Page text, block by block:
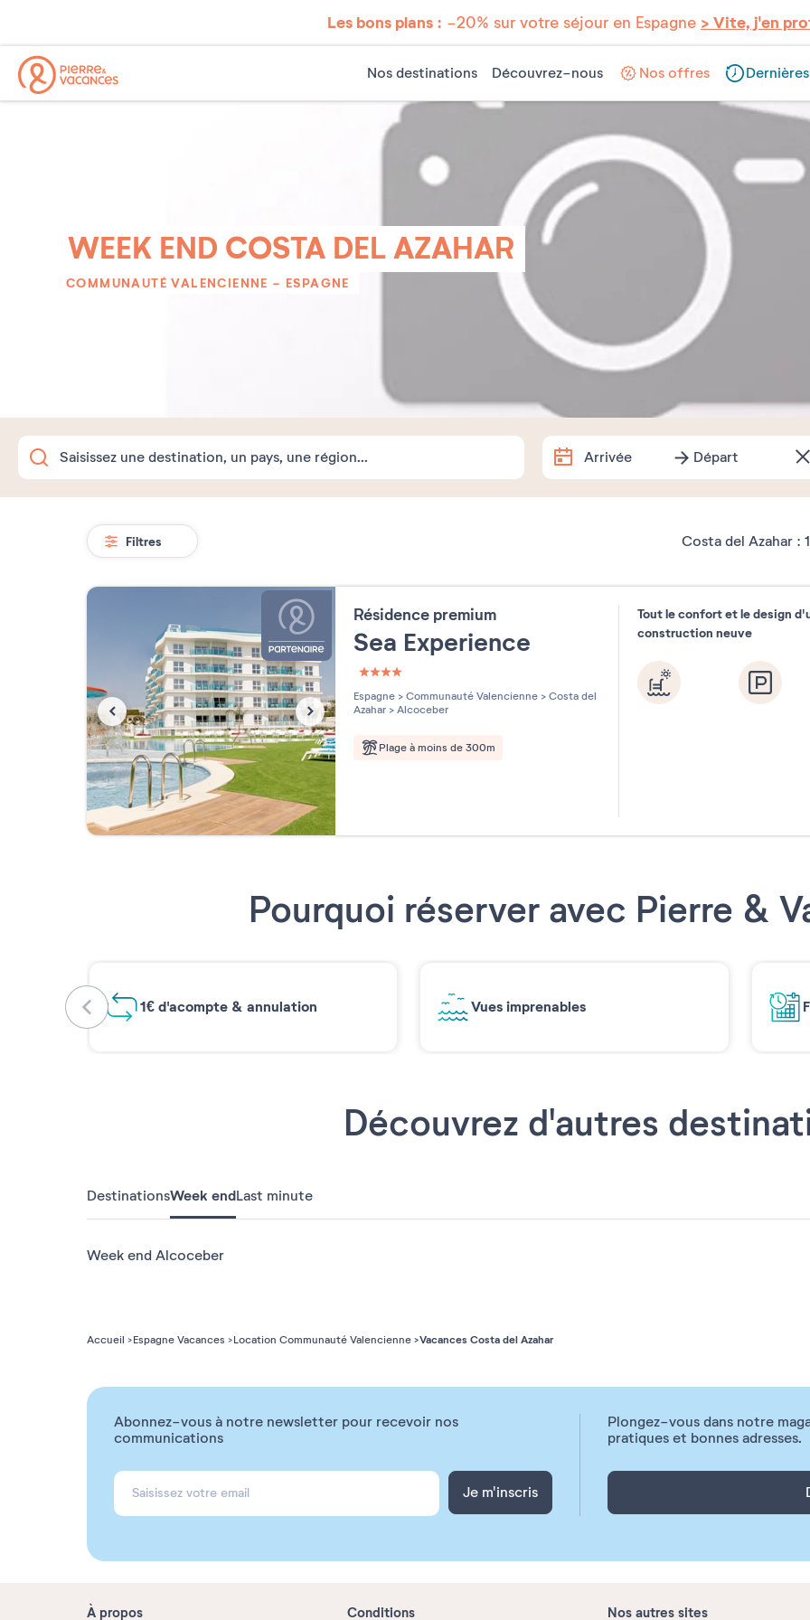
Les bons plans : -20% sur votre séjour en Espagne > Vite, j'en
Nos destinations Découvrez-nous Nos offres
WEEK END COSTA DEL AZAHAR
COMMUNAUTÉ VALENCIENNE - ESPAGNE
Arrivée Départ
1 semaine 2 semaines 1
Souhaitez-vous préciser ?
2026
Costa del Azahar : 1
Filtres
Résidence premium
Sea Experience
4 étoiles sur 5
Espagne > Communauté Valencienne > Costa del
Azahar > Alcoceber
Plage à moins de 300m
Tout le confort et le design
construction neuve
Pourquoi réserver avec Pierre &
1€ d'acompte & annulation Vues imprenables
Découvrez d'autres
DestinationsWeek endLast minute
Week end Alcoceber
Accueil Espagne Vacances Location Communauté Valencienne Vacances Costa del Azahar
Abonnez-vous à notre newsletter pour recevoir nos
communications
Je m'inscris
Plongez-vous dans notre
pratiques et bonnes adresses.
À propos Conditions Nos autres sites